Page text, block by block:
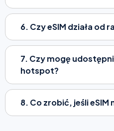
6. Czy eSIM działa od
7. Czy mogę
hotspot?
8. Co zrobić, jeśli eSIM